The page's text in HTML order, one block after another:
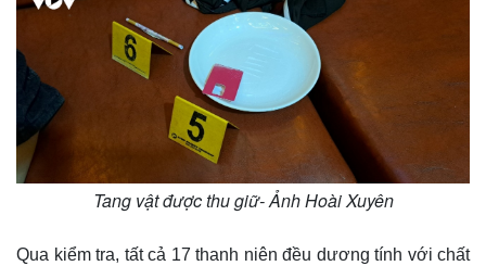
Hồ sơ
E-Magazine
Infographic
Tang vật được thu giữ- Ảnh Hoài Xuyên
Qua kiểm tra, tất cả 17 thanh niên đều dương tính với chất